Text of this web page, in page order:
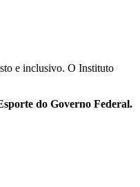
e inclusivo. O Instituto
do Governo Federal.